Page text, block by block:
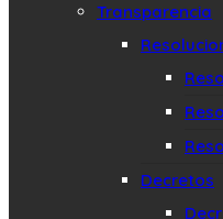
Transparencia
Decretos